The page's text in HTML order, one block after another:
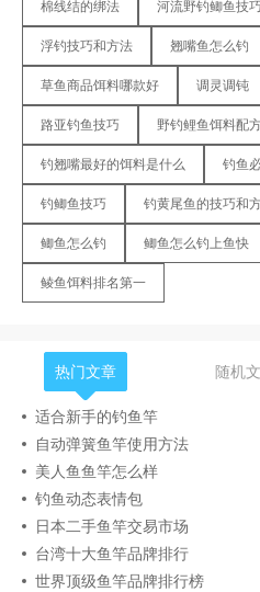
棉线结的绑法 河流野钓鲫鱼技
浮钓技巧和方法 翘嘴鱼怎么钓
草鱼商品饵料哪款好 调灵调钝
路亚钓鱼技巧 野钓鲤鱼饵料配
钓翘嘴最好的饵料是什么 钓鱼
钓鲫鱼技巧 钓黄尾鱼的技巧和
鲫鱼怎么钓 鲫鱼怎么钓上鱼快
鲮鱼饵料排名第一
热门文章 随机
适合新手的钓鱼竿
自动弹簧鱼竿使用方法
美人鱼鱼竿怎么样
钓鱼动态表情包
日本二手鱼竿交易市场
台湾十大鱼竿品牌排行
世界顶级鱼竿品牌排行榜